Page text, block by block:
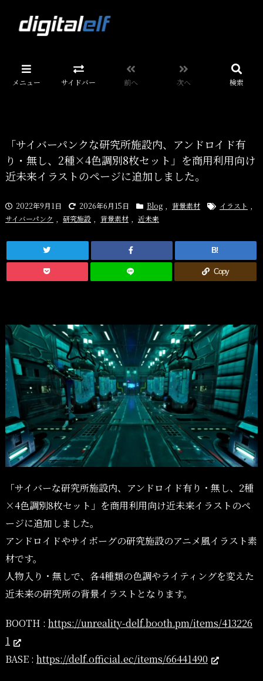
メニュー サイドバー 前へ 次へ 検索
「サイバーパンクな研究所施設内、アンドロイド有
り・無し、2種×4色調別8枚セット」を商用利用向け
近未来イラストのページに追加しました。
2022年9月1日 2026年6月15日 Blog 背景素材 イラスト
サイバーパンク
研究施設 背景素材 近未来
B!
Copy
「サイバーな研究所施設内、アンドロイド有り・無し、2種
×4色調別8枚セット」を商用利用向け近未来イラストのペ
ージに追加しました。
アンドロイドやサイボーグの研究施設のアニメ風イラスト素
材です。
人物入り・無しで、各4種類の色調やライティングを変えた
近未来の研究所の背景イラストとなります。
BOOTH : https://unreality-delf.booth.pm/items/413226
1
BASE : https://delf.official.ec/items/66441490